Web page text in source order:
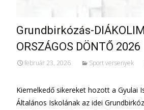
Grundbirkózás-
ORSZÁGOS DÖNTŐ 2026
február 23, 2026 Sport versenyek
Kiemelkedő sikereket hozott a Gyulai
Általános Iskolának az idei